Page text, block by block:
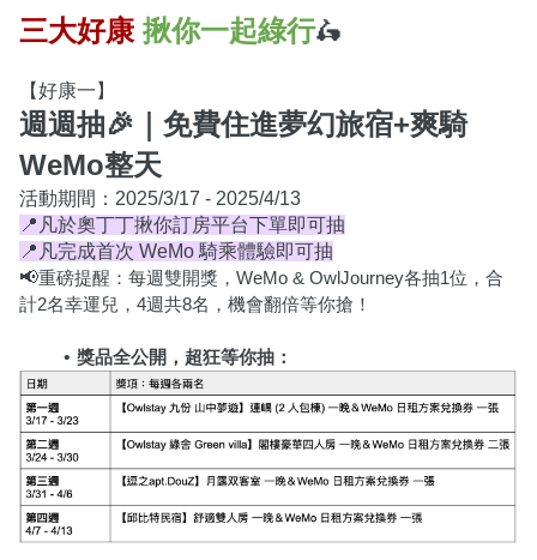
三大好康 揪你一起綠行🛵
【好康一】
週週抽🎉｜免費住進夢幻旅宿+爽騎
WeMo整天
📍凡於奧丁丁揪你訂房平台下單即可抽
📍凡完成首次 WeMo 騎乘體驗即可抽
📢重磅提醒：每週雙開獎，WeMo & OwlJourney各抽1位，合
計2名幸運兒，4週共8名，機會翻倍等你搶！
獎品全公開，超狂等你抽：